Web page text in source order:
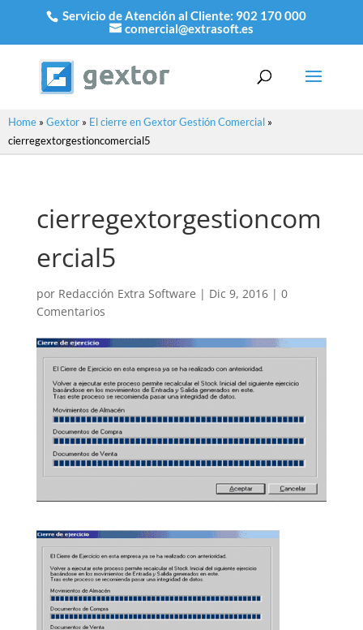
Servicio de Atención al Cliente: 902 170 000
comercial@extrasoft.es
Home » Gextor » El cierre en Gextor Gestión Comercial »
cierregextorgestioncomercial5
cierregextorgestioncom
ercial5
por Redacción Extra Software | Dic 9, 2016| 0
Comentarios